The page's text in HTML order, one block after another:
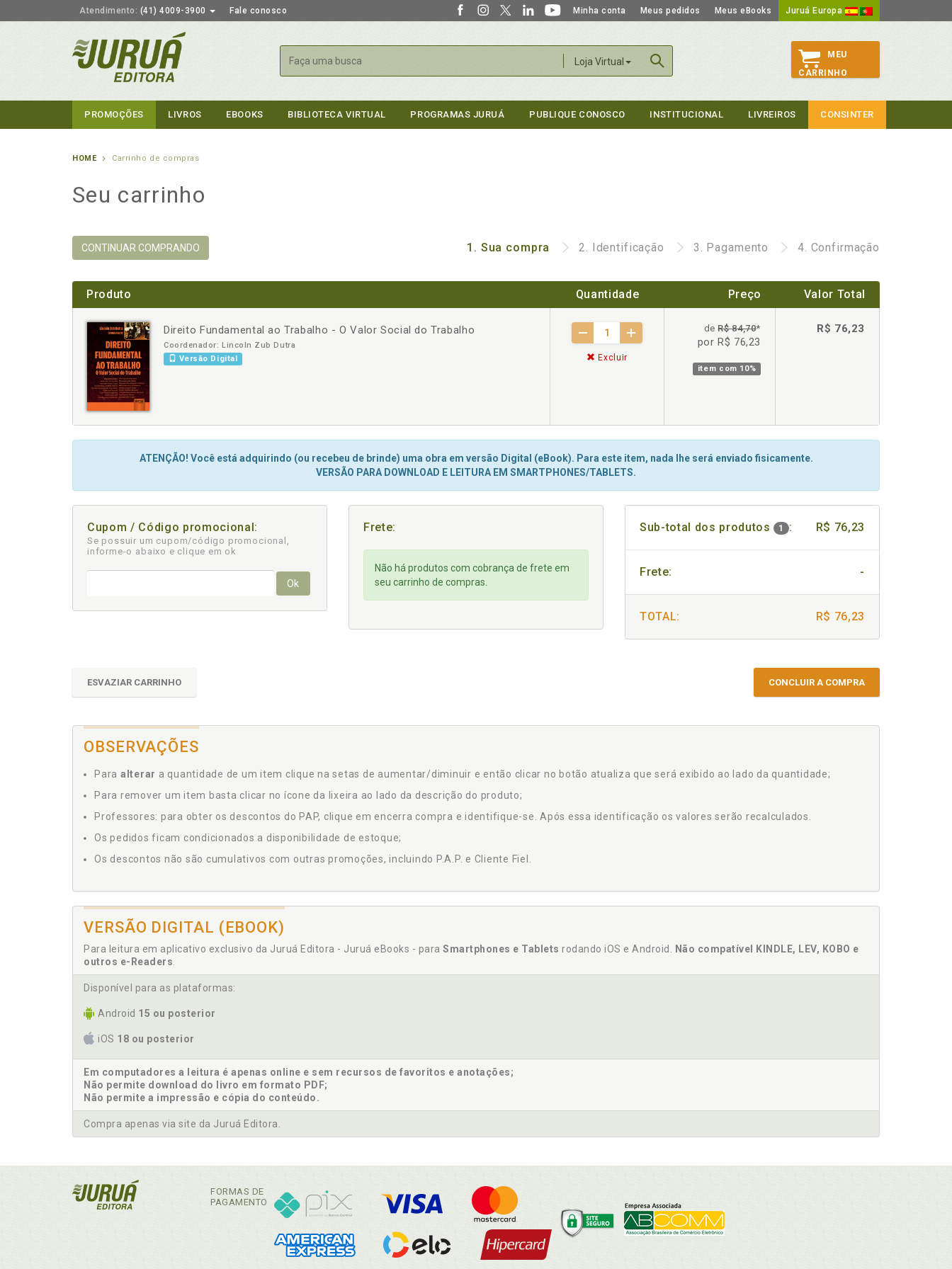
Atendimento: (41) 4009-3900 Fale conosco Minha conta Meus pedidos Meus eBooks Juruá Europa
Loja Virtual
Buscar
MEU
CARRINHO
PROMOÇÕES LIVROS EBOOKS BIBLIOTECA VIRTUAL PROGRAMAS JURUÁ PUBLIQUE CONOSCO INSTITUCIONAL LIVREIROS CONSINTER
HOME Carrinho de compras
Seu carrinho
CONTINUAR COMPRANDO 1. Sua compra 2. Identificação 3. Pagamento 4. Confirmação
Produto Quantidade Preço Valor Total
Direito Fundamental ao Trabalho - O Valor Social do Trabalho
Coordenador: Lincoln Zub Dutra
Versão Digital
- +
Excluir
deR$ 84,70*
por R$ 76,23
item com 10%
R$ 76,23
ATENÇÃO! Você está adquirindo (ou recebeu de brinde) uma obra em versão Digital (eBook). Para este item, nada lhe será enviado fisicamente.
VERSÃO PARA DOWNLOAD E LEITURA EM SMARTPHONES/TABLETS.
Cupom / Código promocional:
Se possuir um cupom/código promocional,
informe-o abaixo e clique em ok
Ok
Frete:
Não há produtos com cobrança de frete em
seu carrinho de compras.
Sub-total dos produtos 1 : R$ 76,23
Frete: -
TOTAL: R$ 76,23
ESVAZIAR CARRINHO CONCLUIR A COMPRA
OBSERVAÇÕES
Para alterar a quantidade de um item clique na setas de aumentar/diminuir e então clicar no botão atualiza que será exibido ao lado da quantidade;
Para remover um item basta clicar no ícone da lixeira ao lado da descrição do produto;
Professores: para obter os descontos do PAP, clique em encerra compra e identifique-se. Após essa identificação os valores serão recalculados.
Os pedidos ficam condicionados a disponibilidade de estoque;
Os descontos não são cumulativos com outras promoções, incluindo P.A.P. e Cliente Fiel.
VERSÃO DIGITAL (EBOOK)
Para leitura em aplicativo exclusivo da Juruá Editora - Juruá eBooks - para Smartphones e Tablets rodando iOS e Android.
Não compatível KINDLE, LEV, KOBO e
outros e-Readers
Disponível para as plataformas:
Android 15 ou posterior
iOS 18 ou posterior
Em computadores a leitura é apenas online e sem recursos de favoritos e anotações;
Não permite download do livro em formato PDF;
Não permite a impressão e cópia do conteúdo.
Compra apenas via site da Juruá Editora.
FORMAS DE
PAGAMENTO